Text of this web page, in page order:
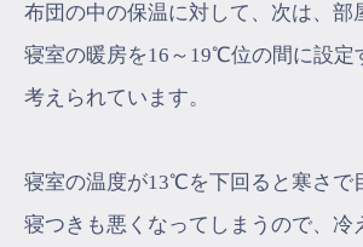
布団の中の保温に対して、次は、部
寝室の暖房を16～19℃位の間に設定
考えられています。
寝室の温度が13℃を下回ると寒さで
寝つきも悪くなってしまうので、冷